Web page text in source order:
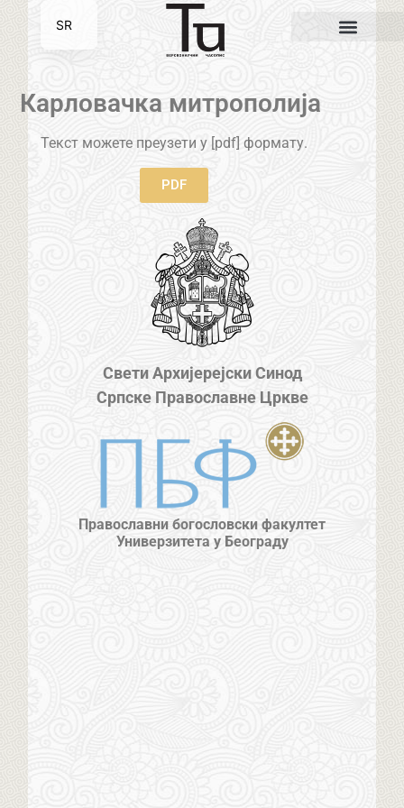
Карловачка митрополија
Текст можете преузети у [pdf] формату.
PDF
Свети Архијерејски Синод
Српске Православне Цркве
Православни богословски факултет
Универзитета у Београду
SR
EN